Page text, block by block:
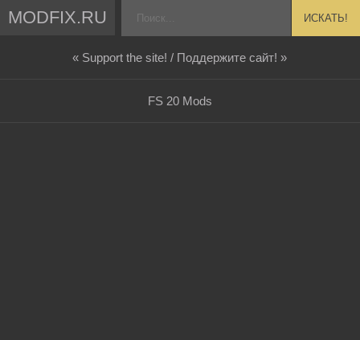
MODFIX.RU ИСКАТЬ!
« Support the site! / Поддержите сайт! »
FS 20 Mods